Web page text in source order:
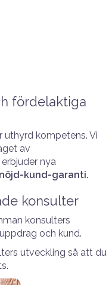
fördelaktiga
uthyrd kompetens. Vi
av
nya
nöjd-kund-garanti.
konsulter
konsulters
och kund.
utveckling så att du